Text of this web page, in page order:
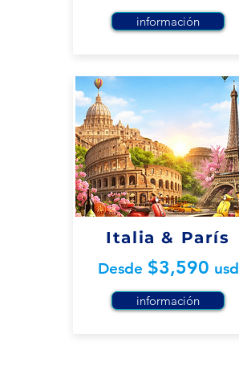
información
Italia & París
Desde $3,590 usd
información